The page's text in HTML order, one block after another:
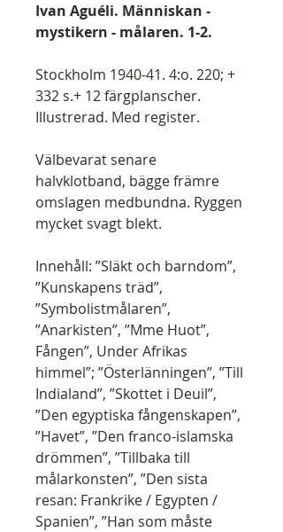
Ivan Aguéli. Människan -
mystikern - målaren. 1-2.
Stockholm 1940-41. 4:o. 220; +
332 s.+ 12 färgplanscher.
Illustrerad. Med register.
Välbevarat senare
halvklotband, bägge främre
omslagen medbundna. Ryggen
mycket svagt blekt.
Innehåll: ”Släkt och barndom”,
”Kunskapens träd”,
”Symbolistmålaren”,
”Anarkisten”, ”Mme Huot”,
Fången”, Under Afrikas
himmel”; ”Österlänningen”, ”Till
Indialand”, ”Skottet i Deuil”,
”Den egyptiska fångenskapen”,
”Havet”, ”Den franco-islamska
drömmen”, ”Tillbaka till
målarkonsten”, ”Den sista
resan: Frankrike / Egypten /
Spanien”, ”Han som måste